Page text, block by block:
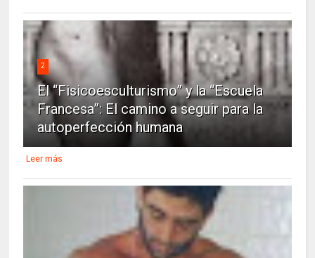
2
El “Fisicoesculturismo” y la “Escuela
Francesa”: El camino a seguir para la
autoperfección humana
Leer más